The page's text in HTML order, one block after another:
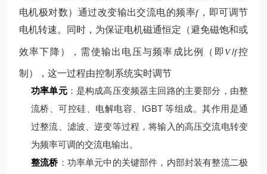
电机极对数） 通过改变输出交流电的频率f，即可调节
电机转速。同时，为保证电机磁通恒定（避免磁饱和或
效率下降），需使输出电压与频率成比例（即 V /f控
制），这一过程由控制系统实时调节
功率单元：是构成高压变频器主回路的主要部分，由整
流桥、可控硅、电解电容、IGBT 等组成。其作用是通
过整流、滤波、逆变等过程，将输入的高压交流电转变
为频率可调的交流电输出。
整流桥：功率单元中的关键部件，内部封装有整流二极